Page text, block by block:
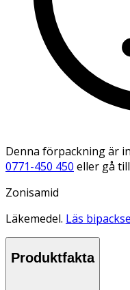
Denna förpackning är
0771-450 450 eller gå
Zonisamid
Läkemedel. Läs
Produktfakta